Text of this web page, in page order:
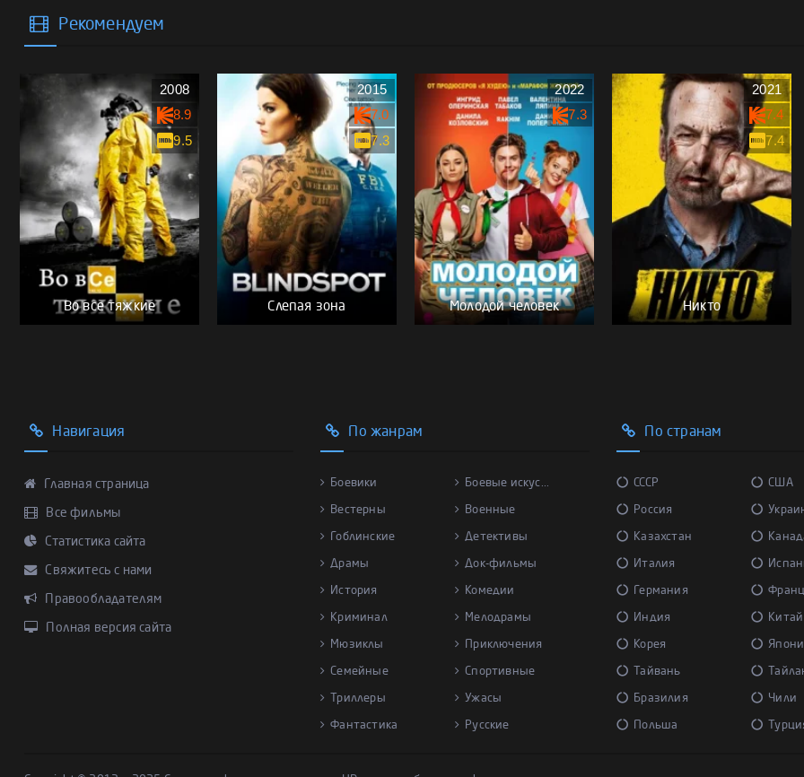
Рекомендуем
Во все тяжкие
2008
8.9
9.5
Слепая зона
2015
7.0
7.3
Молодой человек
2022
7.3
Никто
2021
7.4
7.4
Навигация
Главная страница
Все фильмы
Статистика сайта
Свяжитесь с нами
Правообладателям
Полная версия сайта
По жанрам
Боевики Боевые искус...
Вестерны Военные
Гоблинские Детективы
Драмы Док-фильмы
История Комедии
Криминал Мелодрамы
Мюзиклы Приключения
Семейные Спортивные
Триллеры Ужасы
Фантастика Русские
По странам
СССР США
Россия
Казахстан
Италия
Германия
Индия Китай
Корея
Тайвань
Бразилия Чили
Польша